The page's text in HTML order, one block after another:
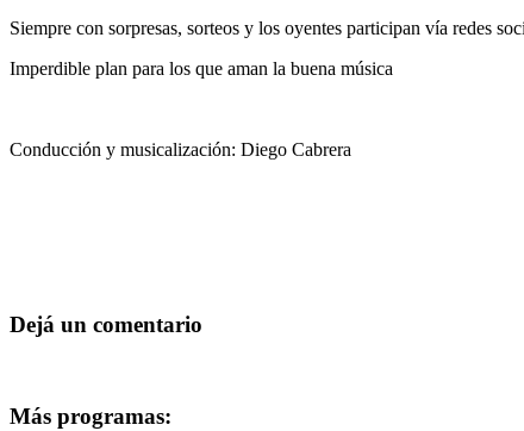
Siempre con sorpresas, sorteos y los oyentes participan vía redes
Imperdible plan para los que aman la buena música
Conducción y musicalización: Diego Cabrera
Dejá un comentario
Más programas: